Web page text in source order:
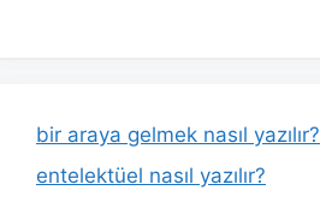
bir araya gelmek nasıl yazılır?
entelektüel nasıl yazılır?